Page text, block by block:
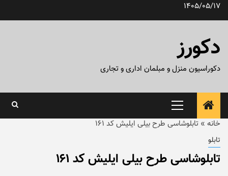
پرش1405/05/17
دکورز
دکوراسیون منزل و مبلمان اداری و تجاری
منوی
اصلی
خانه » تابلوشاسی طرح بیلی ایلیش کد ۱۶۱
تابلو
تابلوشاسی طرح بیلی ایلیش کد ۱۶۱